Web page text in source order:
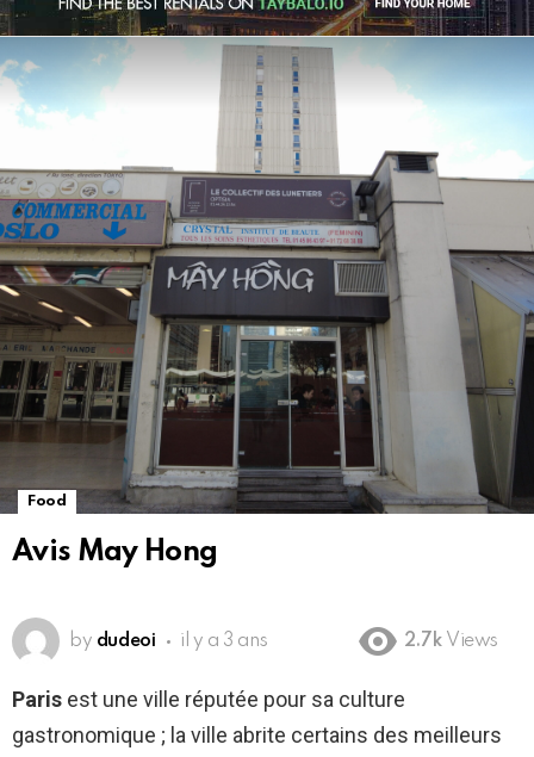
Food
Avis May Hong
by dudeoi il y a 3 ans 2.7k Views
Paris est une ville réputée pour sa culture
gastronomique ; la ville abrite certains des meilleurs